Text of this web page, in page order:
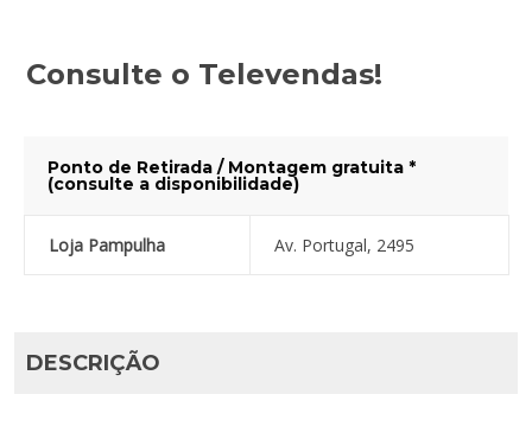
Consulte o Televendas!
Ponto de Retirada / Montagem gratuita *
(consulte a disponibilidade)
Loja Pampulha Av. Portugal, 2495
DESCRIÇÃO